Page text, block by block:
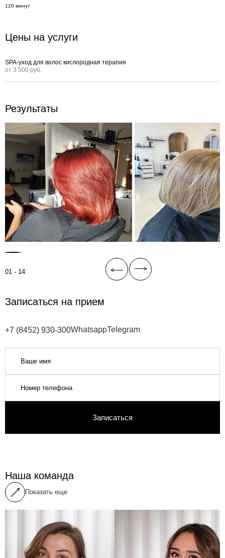
120 минут
Цены на услуги
SPA-уход для волос кислородная терапия
от 3 500 руб.
Результаты
01 - 14
Записаться на прием
+7 (8452) 930-300WhatsappTelegram
Записаться
Наша команда
Показать еще